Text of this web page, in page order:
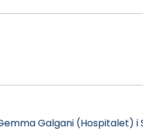
Galgani (Hospitalet) i